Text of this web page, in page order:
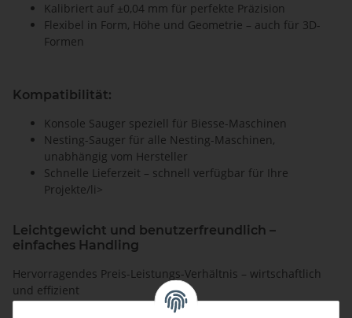
Kalibriert auf ±0,04 mm für perfekte Präzision
Flexibel in Form, Höhe und Geometrie – auch für 3D-
Formen
Kompatibilität:
Konsole Sauger speziell für Biesse-Maschinen
Nesting-Sauger für alle Nesting-Maschinen,
unabhängig vom Hersteller
Schnelle Lieferzeit – schnell verfügbar für Ihre
Projekte/li>
Leichtgewicht und benutzerfreundlich –
einfaches Handling
Hervorragendes Preis-Leistungs-Verhältnis – wirtschaftlich
und effizient